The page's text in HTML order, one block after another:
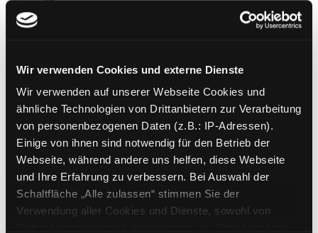
Wir verwenden Cookies und externe Dienste
Wir verwenden auf unserer Webseite Cookies und
ähnliche Technologien von Drittanbietern zur Verarbeitung
von personenbezogenen Daten (z.B.: IP-Adressen).
Einige von ihnen sind notwendig für den Betrieb der
Webseite, während andere uns helfen, diese Webseite
und Ihre Erfahrung zu verbessern. Bei Auswahl der
Schaltfläche „Alle zulassen“ stimmen Sie der
Verwendung aller Cookies und Dienste, sowohl von
Exemplar-Details von Der kleine Buddha
Der kleine Buddha und die
Verfasser:Mikosch, ClausSuche nach
Jahr:
Verlag:
München, Herder GmbH
Reihe:
Der kleine Buddha; 02
Exemplar-Details von Der kleine Buddha
Mediengruppe:Belletristik
Der kleine Buddha
auf dem Weg zum Glück
Verfasser:Mikosch, ClausSuche nach